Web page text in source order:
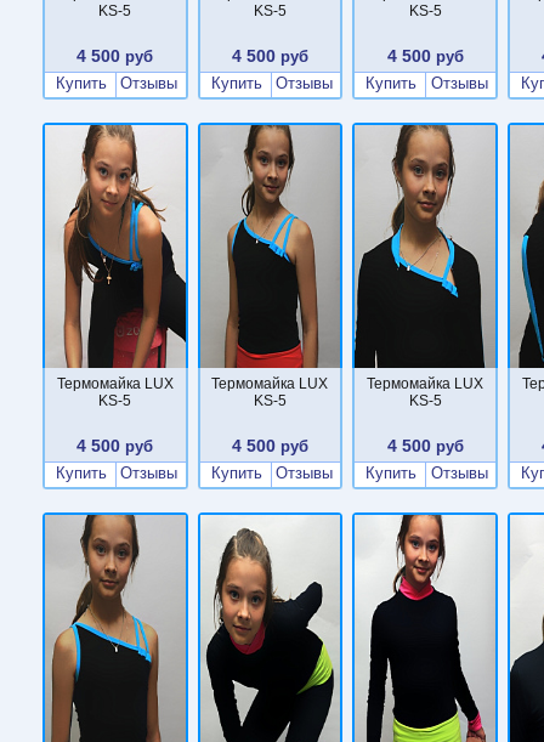
KS-5
4 500 руб
Купить
Отзывы
KS-5
4 500 руб
Купить
Отзывы
KS-5
4 500руб
Купить
Отзывы
Термомайка LUX
KS-5
4 500 руб
Купить
Отзывы
Термомайка LUX
KS-5
4 500 руб
Купить
Отзывы
Термомайка LUX
KS-5
4 500руб
Купить
Отзывы